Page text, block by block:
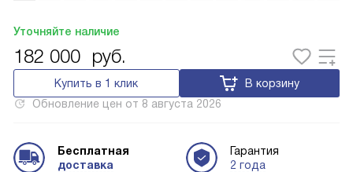
Уточняйте наличие
182 000 руб.
Купить в 1 клик
В корзину
Обновление цен от 8 августа 2026
Бесплатная
доставка
Гарантия
2 года